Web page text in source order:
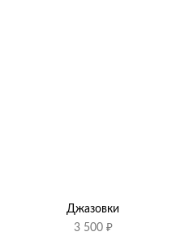
Джазовки
3 500 ₽